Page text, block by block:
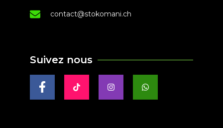
contact@stokomani.ch
Suivez nous